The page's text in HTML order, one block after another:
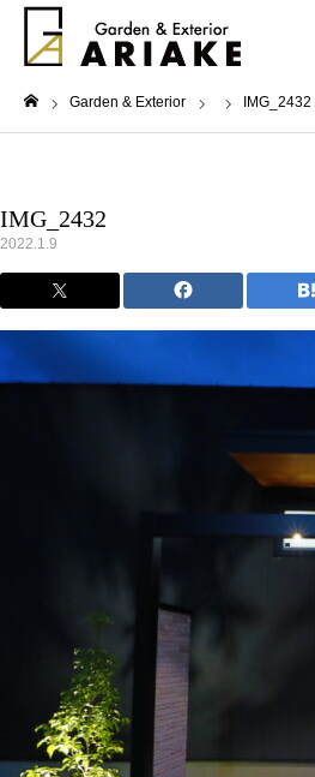
Garden & Exterior IMG_2432
IMG_2432
2022.1.9